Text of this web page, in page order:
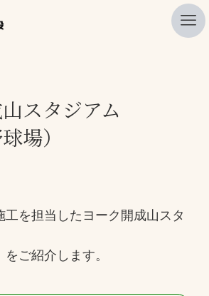
スタジアム
場）
工を担当したヨーク開成山スタ
をご紹介します。